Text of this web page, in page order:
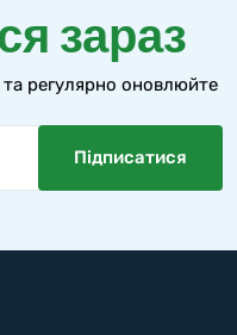
зараз
регулярно оновлюйте